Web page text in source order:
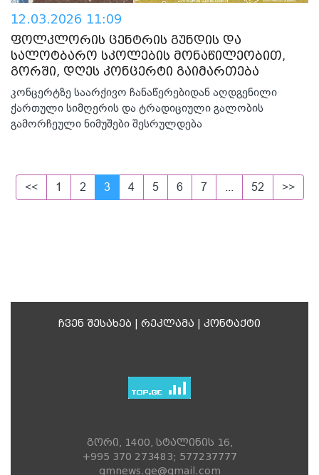
12.03.2026 11:09
ფოლკლორის ცენტრის გუნდის და
სალოტბარო სკოლების მონაწილეობით,
გორში, დღეს კონცერტი გაიმართება
კონცერტზე საარქივო ჩანაწერებიდან აღდგენილი
ქართული სიმღერის და ტრადიციული გალობის
გამორჩეული ნიმუშები შესრულდება
<< 1 2 3 4 5 6 7 52 >>
ჩვენ შესახებ რეკლამა კონტაქტი
გორი, 1400, სტალინის 16,
+995 370 273483; 577237777
gmnews.ge@gmail.com